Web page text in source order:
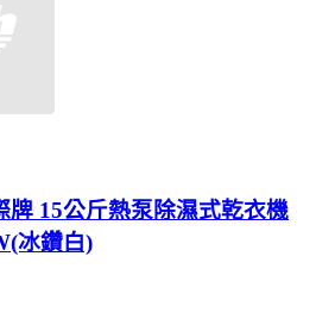
牌 15公斤熱泵除濕式乾衣機
冰鑽白)